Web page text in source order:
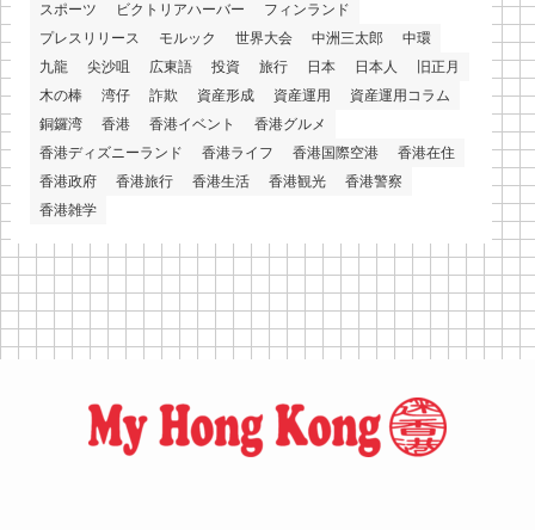
スポーツ
ビクトリアハーバー
フィンランド
プレスリリース
モルック 世界大会 中洲三太郎
中環
九龍
尖沙咀 広東語 投資 旅行 日本 日本人
旧正月
木の棒
湾仔 詐欺 資産形成 資産運用
資産運用コラム
銅鑼湾
香港 香港イベント
香港グルメ
香港ディズニーランド
香港ライフ 香港国際空港
香港在住
香港政府
香港旅行 香港生活 香港観光
香港警察
香港雑学